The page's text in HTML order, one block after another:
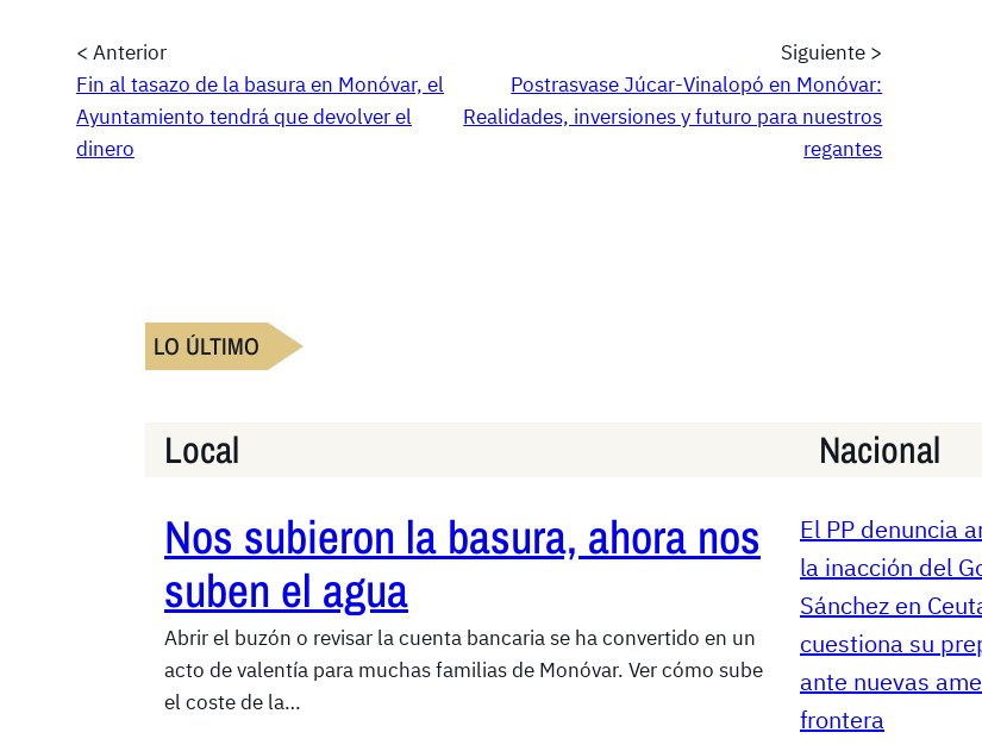
< Anterior
Fin al tasazo de la basura en Monóvar, el
Ayuntamiento tendrá que devolver el
dinero
Siguiente >
Postrasvase Júcar-Vinalopó en Monóvar:
Realidades, inversiones y futuro para nuestros
regantes
LO ÚLTIMO
Local
Nos subieron la basura, ahora nos
suben el agua
Abrir el buzón o revisar la cuenta bancaria se ha convertido en un
acto de valentía para muchas familias de Monóvar. Ver cómo sube
el coste de la…
Nacional
El PP denuncia
la inacción del
Sánchez en
cuestiona su
ante nuevas
frontera